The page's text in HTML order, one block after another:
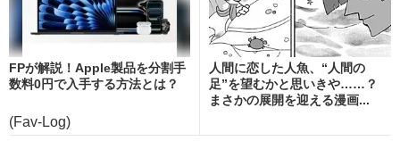
FPが解説！Apple製品を分割手
数料0円で入手する方法とは？
(Fav-Log)
人間に恋した人魚、“人間の
足”を望むかと思いきや……？
まさかの展開を迎える漫画...